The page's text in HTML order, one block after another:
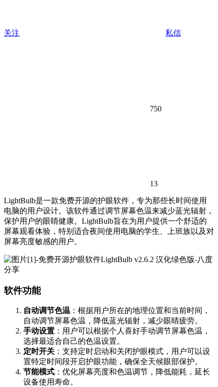
关注 私信
750
13
LightBulb是一款免费开源的护眼软件，专为那些长时间使用
电脑的用户设计。该软件通过调节屏幕色温来减少蓝光辐射，
保护用户的眼睛健康。LightBulb旨在为用户提供一个舒适的
屏幕观看体验，特别适合夜间使用电脑的学生、上班族以及对
屏幕亮度敏感的用户。
软件功能
自动调节色温 ：根据用户所在的地理位置和当前时间，
自动调节屏幕色温，降低蓝光辐射，减少眼睛疲劳。
手动设置 ：用户可以根据个人喜好手动调节屏幕色温，
选择最适合自己的色温设置。
定时开关 ：支持定时启动和关闭护眼模式，用户可以设
置特定时间段开启护眼功能，确保全天候眼部保护。
节能模式 ：优化屏幕亮度和色温调节，降低能耗，延长
设备使用寿命。